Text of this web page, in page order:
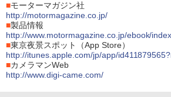
■モーターマガジン社
http://motormagazine.co.jp/
■製品情報
http://www.motormagazine.co.jp/ebook/
■東京夜景スポット（App Store）
http://itunes.apple.com/jp/app/
■カメラマンWeb
http://www.digi-came.com/